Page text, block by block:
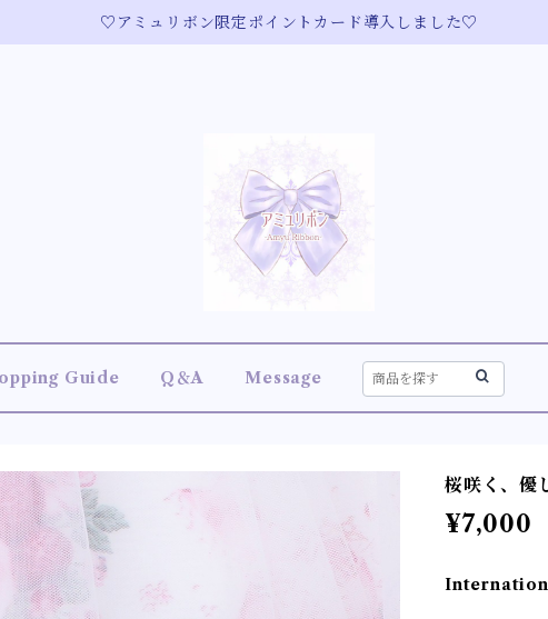
♡アミュリボン限定ポイントカード導入しました♡
Guide Q＆A Message
桜咲く、優
¥7,000